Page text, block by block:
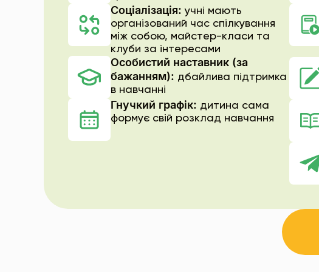
Соціалізація: учні мають
організований час спілкування
між собою, майстер-класи та
клуби за інтересами
Особистий наставник (за
бажанням): дбайлива підтримка
в навчанні
Гнучкий графік: дитина сама
формує свій розклад навчання